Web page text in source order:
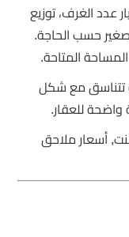
عدد الغرف، توزيع
حسب الحاجة.
المتاحة.
تتناسق مع شكل
للعقار.
أسعار ملاحق